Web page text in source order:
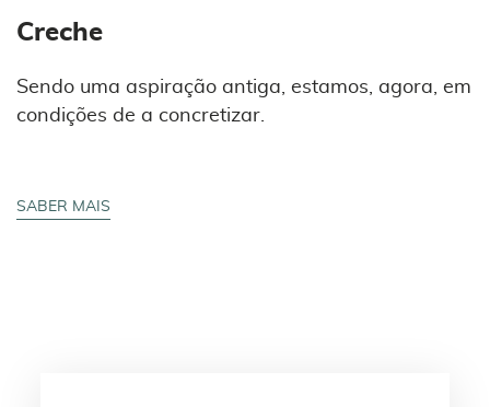
Creche
Sendo uma aspiração antiga, estamos, agora, em
condições de a concretizar.
SABER MAIS